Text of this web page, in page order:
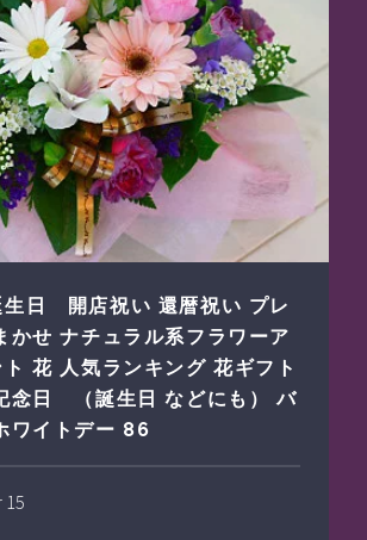
日 開店祝い 還暦祝い プレ
かせ ナチュラル系フラワーア
花 人気ランキング 花ギフト
念日 （誕生日 などにも） バ
イトデー 86
15